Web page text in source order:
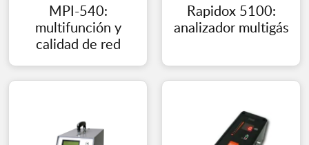
MPI-540:
multifunción y
calidad de red
Rapidox 5100:
analizador multigás